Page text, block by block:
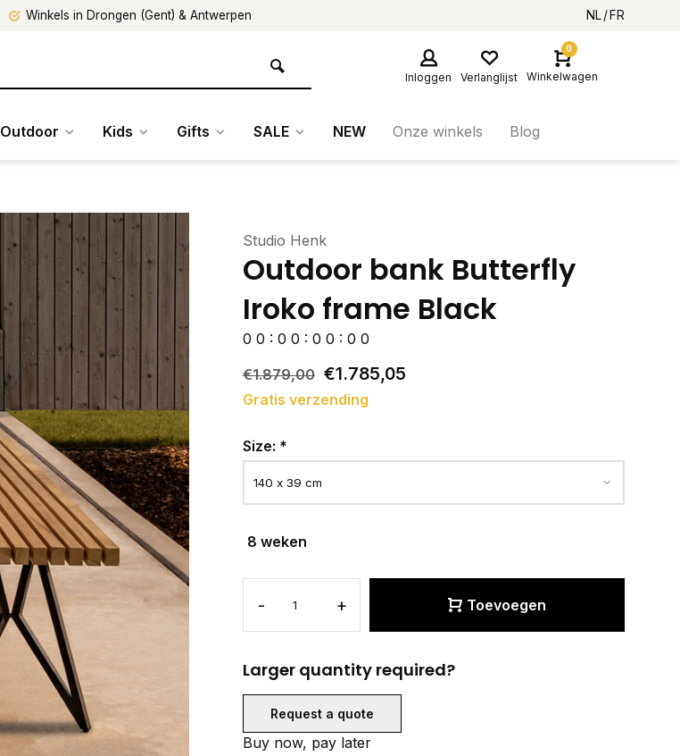
Winkels in Drongen (Gent) & Antwerpen NL FR
Inloggen Verlanglijst
0
Winkelwagen
Outdoor Kids Gifts SALE NEW Onze winkels Blog
Studio Henk
Outdoor bank Butterfly
Iroko frame Black
0 0 : 0 0 : 0 0 : 0 0
€1.879,00 €1.785,05
Gratis verzending
Size: *
8 weken
- + Toevoegen
Larger quantity required?
Request a quote
Buy now, pay later